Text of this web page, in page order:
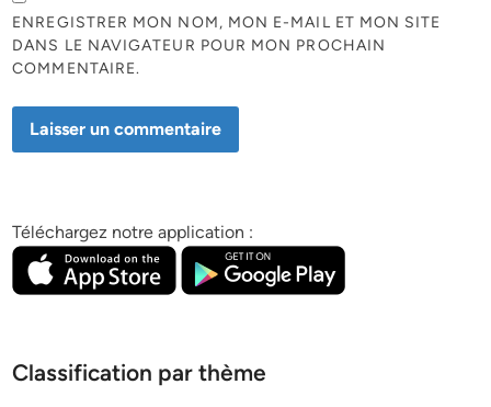
ENREGISTRER MON NOM, MON E-MAIL ET MON SITE
DANS LE NAVIGATEUR POUR MON PROCHAIN
COMMENTAIRE.
Téléchargez notre application :
Classification par thème